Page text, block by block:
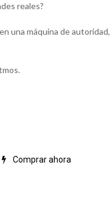
reales?
una máquina de autoridad,
Comprar ahora